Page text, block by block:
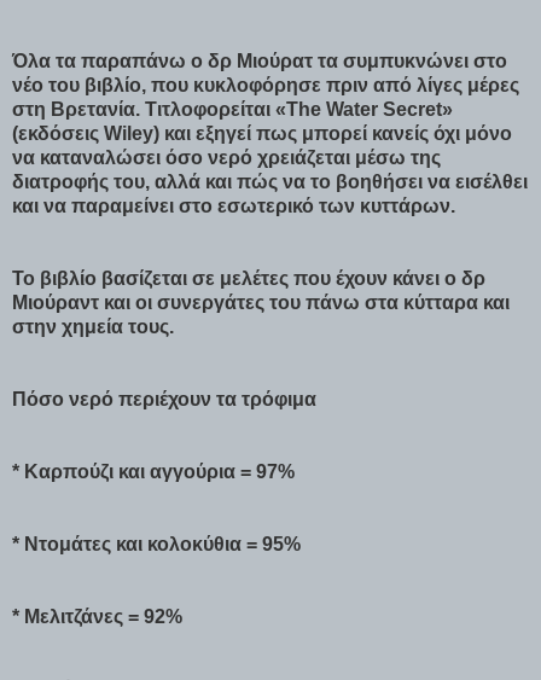
Όλα τα παραπάνω ο δρ Μιούρατ τα συμπυκνώνει στο
νέο του βιβλίο, που κυκλοφόρησε πριν από λίγες μέρες
στη Βρετανία. Τιτλοφορείται «The Water Secret»
(εκδόσεις Wiley) και εξηγεί πως μπορεί κανείς όχι μόνο
να καταναλώσει όσο νερό χρειάζεται μέσω της
διατροφής του, αλλά και πώς να το βοηθήσει να εισέλθει
και να παραμείνει στο εσωτερικό των κυττάρων.
Το βιβλίο βασίζεται σε μελέτες που έχουν κάνει ο δρ
Μιούραντ και οι συνεργάτες του πάνω στα κύτταρα και
στην χημεία τους.
Πόσο νερό περιέχουν τα τρόφιμα
* Καρπούζι και αγγούρια = 97%
* Ντομάτες και κολοκύθια = 95%
* Μελιτζάνες = 92%